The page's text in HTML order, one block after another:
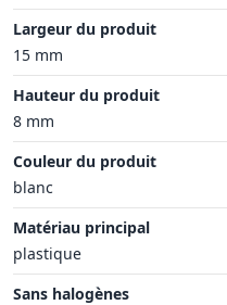
Largeur du produit
15 mm
Hauteur du produit
8 mm
Couleur du produit
blanc
Matériau principal
plastique
Sans halogènes